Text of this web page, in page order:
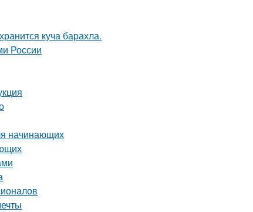
куча барахла.
России
начинающих